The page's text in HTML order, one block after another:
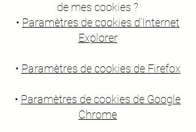
de mes cookies ?
• Paramètres de cookies d’Internet
Explorer
• Paramètres de cookies de Firefox
• Paramètres de cookies de Google
Chrome